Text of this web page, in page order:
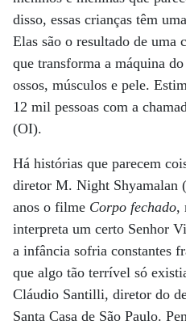
disso, essas crianças têm
Elas são o resultado de uma
que transforma a máquina
ossos, músculos e pele.
12 mil pessoas com a
(OI).
Há histórias que parecem
diretor M. Night Shyamalan (
anos o filme Corpo fechado,
interpreta um certo Senhor
a infância sofria constantes
que algo tão terrível só
Cláudio Santilli, diretor do
Santa Casa de São Paulo.